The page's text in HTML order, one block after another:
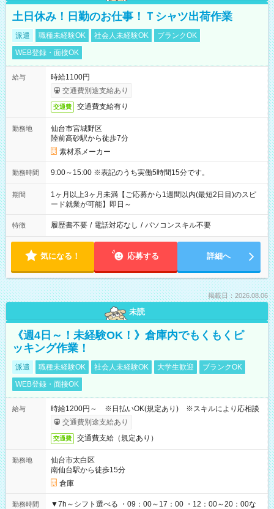
土日休み！日勤のお仕事！Ｔシャツ出荷作業
派遣 職種未経験OK 社会人未経験OK
ブランクOK
WEB登録・面接OK
給与
時給1100円
交通費別途支給あり
交通費 交通費支給有り
勤務地
仙台市宮城野区
陸前高砂駅から徒歩7分
素材系メーカー
勤務時間 9:00～15:00 ※表記のうち実働5時間15分です。
期間
1ヶ月以上3ヶ月未満【ご応募から1週間以内(最短2日目)のスピ
ード就業が可能】即日～
特徴 履歴書不要 / 電話対応なし / パソコンスキル不要
気になる！ 応募する 詳細へ
掲載日：2026.08.06
未読
《週4日～！未経験OK！》倉庫内でもくもくピ
ッキング作業！
派遣 職種未経験OK 社会人未経験OK 大学生歓迎
ブランクOK
WEB登録・面接OK
給与
時給1200円～ ※日払いOK(規定あり) ※スキルにより応相談
交通費別途支給あり
交通費 交通費支給（規定あり）
勤務地
仙台市太白区
南仙台駅から徒歩15分
倉庫
勤務時間
▼7h～シフト選べる ・09：00～17：00 ・12：00～20：00な